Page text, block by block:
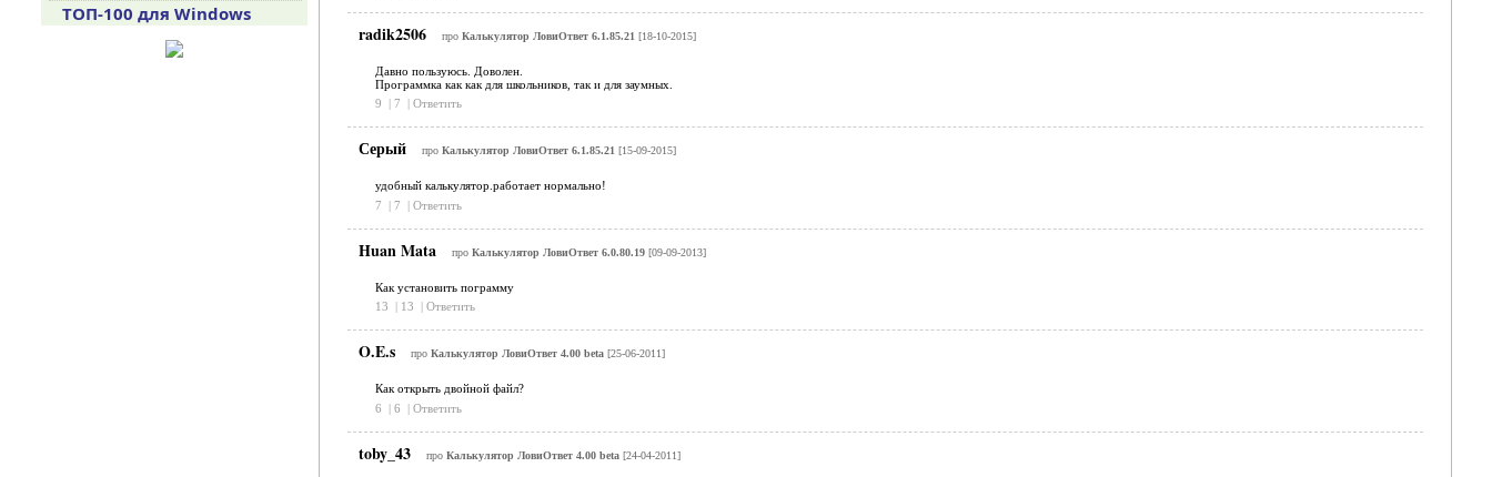
radik2506 про Калькулятор ЛовиОтвет 6.1.85.21 [18-10-2015]
Давно пользуюсь. Доволен.
Программка как как для школьников, так и для заумных.
9
| 7 | Ответить
Серый про Калькулятор ЛовиОтвет 6.1.85.21 [15-09-2015]
удобный калькулятор.работает нормально!
7
| 7 | Ответить
Huan Mata про Калькулятор ЛовиОтвет 6.0.80.19[09-09-2013]
Как установить пограмму
13
| 13 | Ответить
O.E.s про Калькулятор ЛовиОтвет 4.00 beta[25-06-2011]
Как открыть двойной файл?
6
| 6 | Ответить
toby_43 про Калькулятор ЛовиОтвет 4.00 beta[24-04-2011]
ТОП-100 для Windows